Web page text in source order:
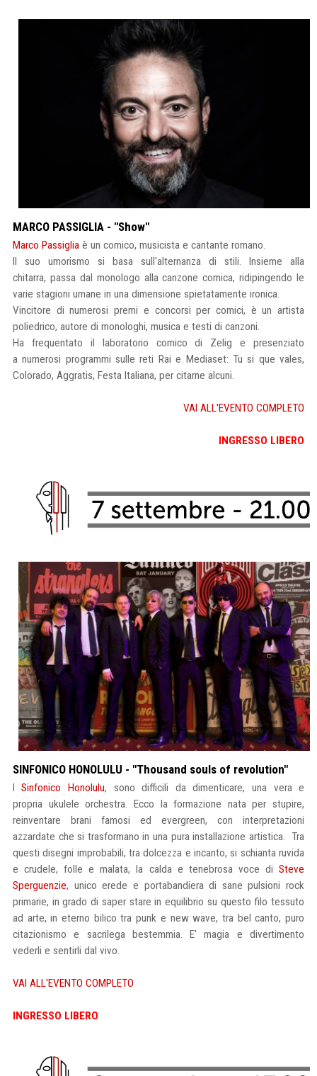
MARCO PASSIGLIA - "Show"
Marco Passigliaè un comico, musicista e cantante romano.
Il suo umorismo si basa sull'alternanza di stili. Insieme alla
chitarra, passa dal monologo alla canzone comica, ridipingendo le
varie stagioni umane in una dimensione spietatamente ironica.
Vincitore di numerosi premi e concorsi per comici, è un artista
poliedrico, autore di monologhi, musica e testi di canzoni.
Ha frequentato il laboratorio comico di Zelig e presenziato
a numerosi programmi sulle reti Rai e Mediaset: Tu si que vales,
Colorado, Aggratis, Festa Italiana, per citarne alcuni.
VAI ALL'EVENTO COMPLETO
INGRESSO LIBERO
SINFONICO HONOLULU - "Thousand souls of revolution"
ISinfonico Honolulu, sono difficili da dimenticare, una vera e
propria ukulele orchestra. Ecco la formazione nata per stupire,
reinventare brani famosi ed evergreen, con interpretazioni
azzardate che si trasformano in una pura installazione artistica. Tra
questi disegni improbabili, tra dolcezza e incanto, si schianta ruvida
e crudele, folle e malata, la calda e tenebrosa voce diSteve
Sperguenzie, unico erede e portabandiera di sane pulsioni rock
primarie, in grado di saper stare in equilibrio su questo filo tessuto
ad arte, in eterno bilico tra punk e new wave, tra bel canto, puro
citazionismo e sacrilega bestemmia. E' magia e divertimento
vederli e sentirli dal vivo.
VAI ALL'EVENTO COMPLETO
INGRESSO LIBERO